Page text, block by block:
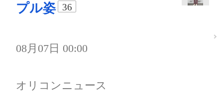
プル姿
36
08月07日 00:00
オリコンニュース